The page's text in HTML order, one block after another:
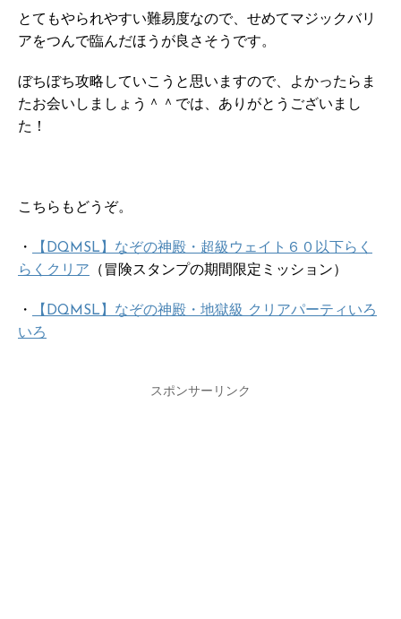
とてもやられやすい難易度なので、せめてマジックバリ
アをつんで臨んだほうが良さそうです。
ぼちぼち攻略していこうと思いますので、よかったらま
たお会いしましょう＾＾では、ありがとうございまし
た！
こちらもどうぞ。
・
【DQMSL】なぞの神殿・超級ウェイト６０以下らく
らくクリア （冒険スタンプの期間限定ミッション）
・
【DQMSL】なぞの神殿・地獄級 クリアパーティいろ
いろ
スポンサーリンク